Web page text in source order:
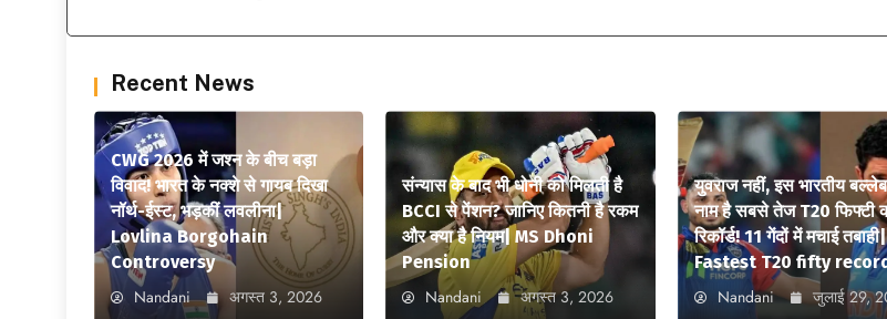
Recent News
CWG 2026 में जश्न के बीच बड़ा
विवाद! भारत के नक्शे से गायब दिखा
नॉर्थ-ईस्ट, भड़कीं लवलीना|
Lovlina Borgohain
Controversy
Nandani अगस्त 3, 2026
संन्यास के बाद भी धोनी को मिलती है
BCCI से पेंशन? जानिए कितनी है रकम
और क्या है नियम| MS Dhoni
Pension
Nandani अगस्त 3, 2026
युवराज नहीं, इस भारतीय
नाम है सबसे तेज T20 फिफ्टी
रिकॉर्ड! 11 गेंदों में मचाई तबाही|
Fastest T20 fifty
Nandani जुलाई 29,